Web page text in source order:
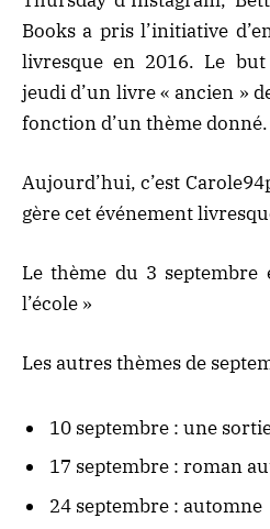
Books a pris l’initiative
livresque en 2016. Le
jeudi d’un livre « ancien »
fonction d’un thème donné.
Aujourd’hui, c’est
gère cet événement
Le thème du 3 septembre
l’école »
Les autres thèmes de
10 septembre : une
17 septembre : roman
24 septembre : automne